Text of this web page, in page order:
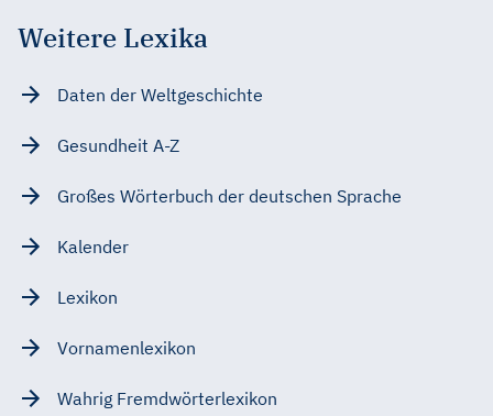
Weitere Lexika
Daten der Weltgeschichte
Gesundheit A-Z
Großes Wörterbuch der deutschen Sprache
Kalender
Lexikon
Vornamenlexikon
Wahrig Fremdwörterlexikon